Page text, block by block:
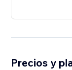
Precios y